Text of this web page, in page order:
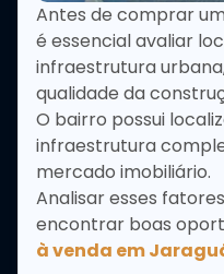
Antes de comprar
é essencial avaliar
infraestrutura
qualidade da
O bairro possui
infraestrutura
mercado imobiliário.
Analisar esses
encontrar boas
à venda em